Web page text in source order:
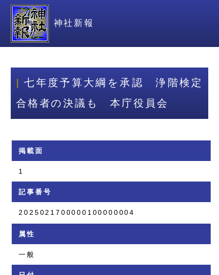
神社新報
七年度予算大綱を承認 浄階検定
合格者の決議も 本庁役員会
掲載面
1
記事番号
2025021700000100000004
属性
一般